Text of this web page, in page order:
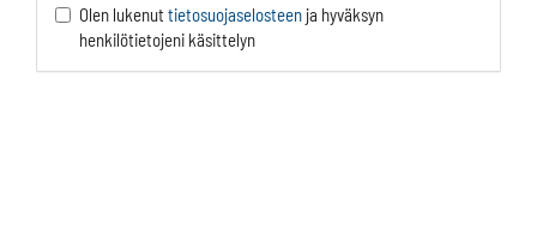
Olen lukenut tietosuojaselosteen ja hyväksyn
henkilötietojeni käsittelyn